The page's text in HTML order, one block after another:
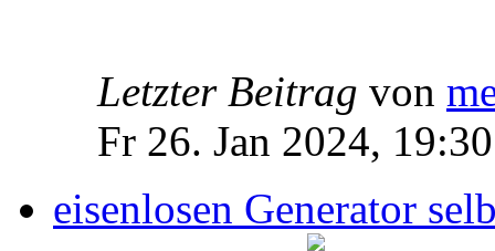
Letzter Beitrag von
Fr 26. Jan 2024, 19:30
eisenlosen Generator